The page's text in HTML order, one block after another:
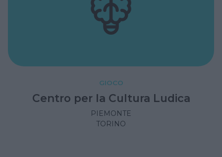
GIOCO
Centro per la Cultura Ludica
PIEMONTE
TORINO